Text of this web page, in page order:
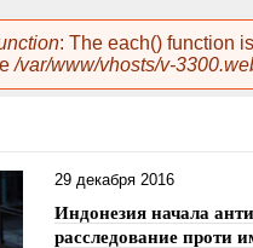
об ошибке
: The each() function
/var/www/vhosts/v-
29 декабря 2016
Индонезия начала
расследование проти